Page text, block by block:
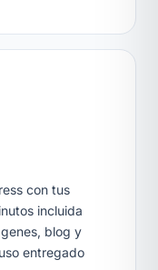
con tus
incluida
blog y
entregado